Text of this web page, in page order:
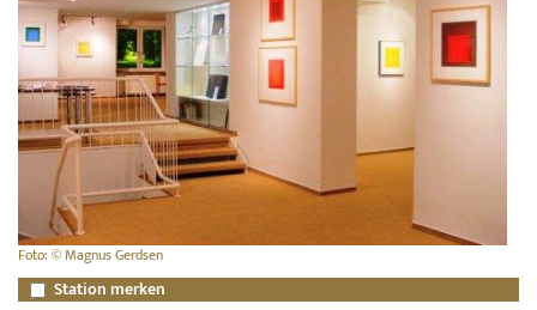
Foto: © Magnus Gerdsen
Station merken